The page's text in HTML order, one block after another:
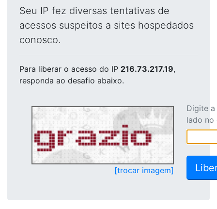
Seu IP fez diversas tentativas de
acessos suspeitos a sites hospedados
conosco.
Para liberar o acesso do IP 216.73.217.19,
responda ao desafio abaixo.
[trocar imagem]
Digite
lado no